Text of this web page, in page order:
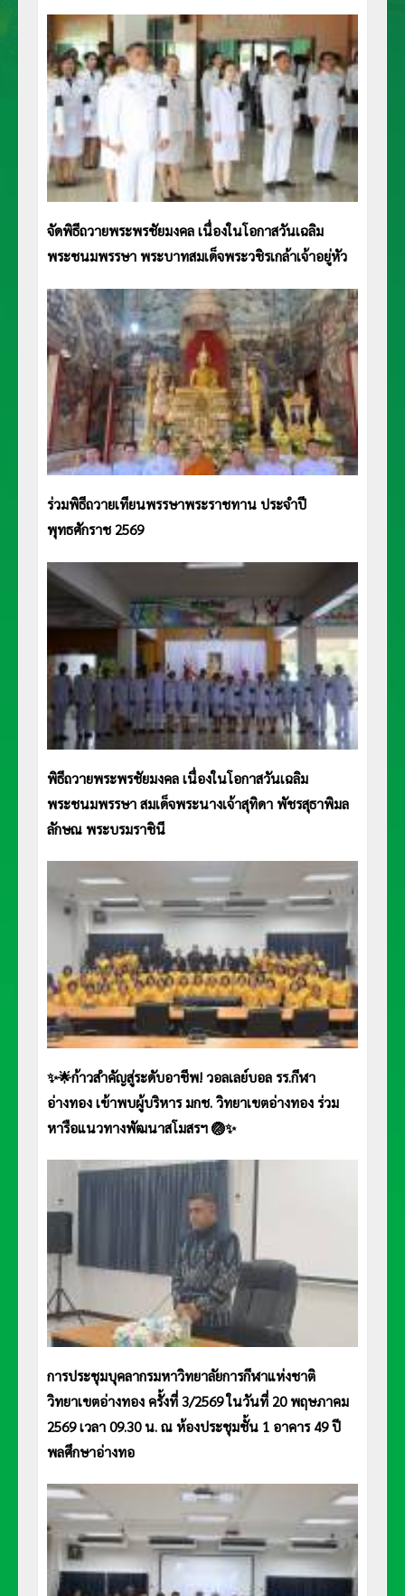
จัดพิธีถวายพระพรชัยมงคล เนื่องในโอกาสวันเฉลิม
พระชนมพรรษา พระบาทสมเด็จพระวชิรเกล้าเจ้าอยู่หัว
ร่วมพิธีถวายเทียนพรรษาพระราชทาน ประจำปี
พุทธศักราช 2569
พิธีถวายพระพรชัยมงคล เนื่องในโอกาสวันเฉลิม
พระชนมพรรษา สมเด็จพระนางเจ้าสุทิดา พัชรสุธาพิมล
ลักษณ พระบรมราชินี
✨🌟ก้าวสำคัญสู่ระดับอาชีพ! วอลเลย์บอล รร.กีฬา
อ่างทอง เข้าพบผู้บริหาร มกช. วิทยาเขตอ่างทอง ร่วม
หารือแนวทางพัฒนาสโมสรฯ 🏐✨
การประชุมบุคลากรมหาวิทยาลัยการกีฬาแห่งชาติ
วิทยาเขตอ่างทอง ครั้งที่ 3/2569 ในวันที่ 20 พฤษภาคม
2569 เวลา 09.30 น. ณ ห้องประชุมชั้น 1 อาคาร 49 ปี
พลศึกษาอ่างทอ